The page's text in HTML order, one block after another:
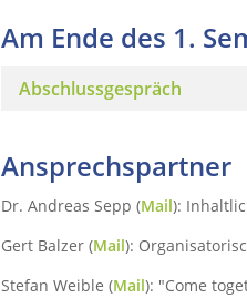
Am Ende des 1.
Abschlussgespräch
Ansprechspartner
Dr. Andreas Sepp (Mail):
Gert Balzer (Mail):
Stefan Weible (Mail): "Come